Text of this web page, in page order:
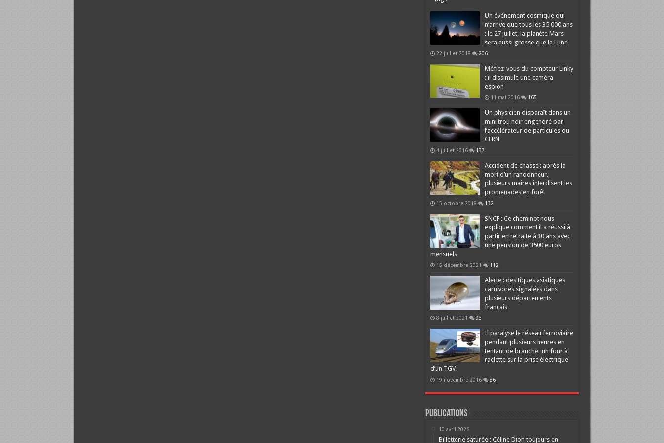
Un événement cosmique qui
n’arrive que tous les 35 000 ans
: le 27 juillet, la planète Mars
sera aussi grosse que la Lune
22 juillet 2018 206
Méfiez-vous du compteur Linky
: il dissimule une caméra
espion
11 mai 2016 165
Un physicien disparaît dans un
mini trou noir engendré par
l’accélérateur de particules du
CERN
4 juillet 2016 137
Accident de chasse : après la
mort d’un randonneur,
plusieurs maires interdisent les
promenades en forêt
15 octobre 2018 132
SNCF : Ce cheminot nous
explique comment il a réussi à
partir en retraite à 30 ans avec
une pension de 3500 euros
mensuels
15 décembre 2021 112
Alerte : des tiques asiatiques
carnivores signalées dans
plusieurs départements
français
8 juillet 2021 93
Il paralyse le réseau ferroviaire
pendant plusieurs heures en
tentant de brancher un four à
raclette sur la prise électrique
d’un TGV.
19 novembre 2016 86
Publications
10 avril 2026
Billetterie saturée : Céline Dion toujours en